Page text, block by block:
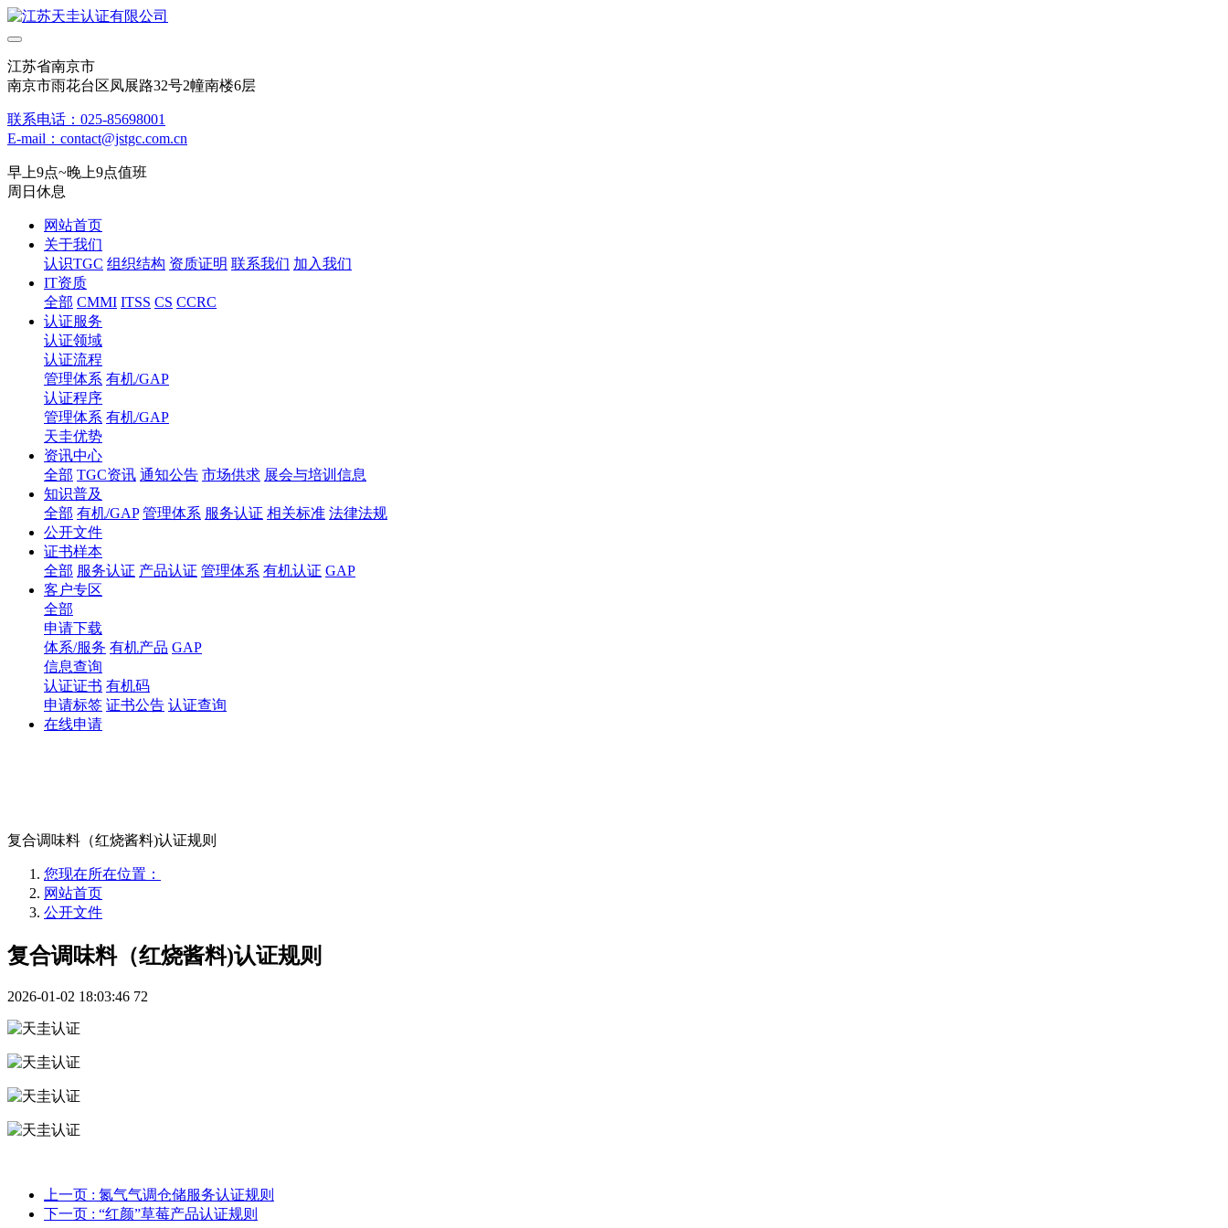
江苏省南京市
南京市雨花台区凤展路32号2幢南楼6层
联系电话：025-85698001
E-mail：contact@jstgc.com.cn
早上9点~晚上9点值班
周日休息
网站首页
关于我们
认识TGC 组织结构 资质证明 联系我们 加入我们
IT资质
全部 CMMI ITSS CS CCRC
认证服务
认证领域
认证流程
管理体系 有机/GAP
认证程序
管理体系 有机/GAP
天圭优势
资讯中心
全部 TGC资讯 通知公告 市场供求 展会与培训信息
知识普及
全部 有机/GAP 管理体系 服务认证 相关标准 法律法规
公开文件
证书样本
全部 服务认证 产品认证 管理体系 有机认证 GAP
客户专区
全部
申请下载
体系/服务 有机产品 GAP
信息查询
认证证书 有机码
申请标签 证书公告 认证查询
在线申请
复合调味料（红烧酱料)认证规则
您现在所在位置：
网站首页
公开文件
复合调味料（红烧酱料)认证规则
2026-01-02 18:03:46 72
上一页 : 氮气气调仓储服务认证规则
下一页 : “红颜”草莓产品认证规则